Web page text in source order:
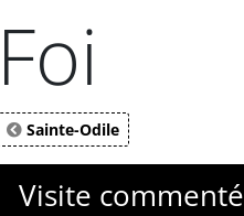
Foi
Sainte-Odile
Visite